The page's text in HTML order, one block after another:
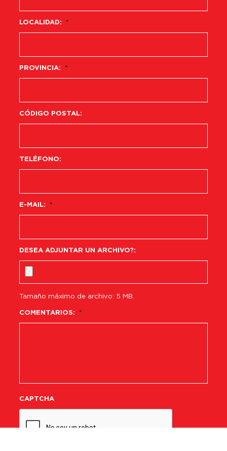
LOCALIDAD: *
PROVINCIA: *
CÓDIGO POSTAL:
TELÉFONO:
E-MAIL: *
DESEA ADJUNTAR UN ARCHIVO?:
Tamaño máximo de archivo: 5 MB.
COMENTARIOS: *
CAPTCHA